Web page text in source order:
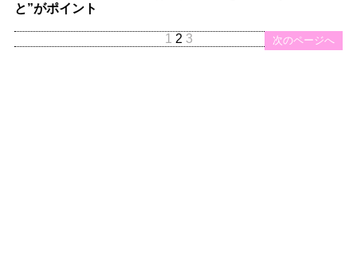
と”がポイント
前のページへ
次のページへ
1 2 3